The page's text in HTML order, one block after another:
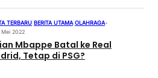
TERBARU BERITA UTAMA OLAHRAGA•
Mei 2022
Mbappe Batal ke Real
Tetap di PSG?